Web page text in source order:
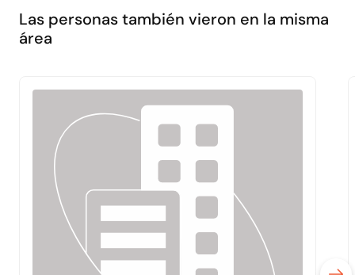
Las personas también vieron en la misma
área